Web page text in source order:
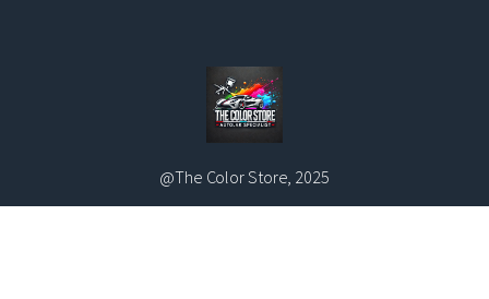
@The Color Store, 2025